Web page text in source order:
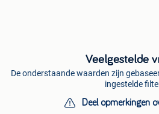
Veelgestelde
De onderstaande waarden zijn
ingestelde
Deel opmerkingen